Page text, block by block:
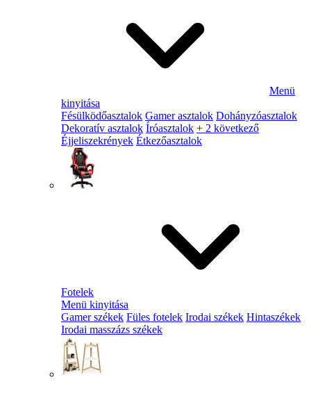
Menü
kinyitása
Fésülködőasztalok Gamer asztalok Dohányzóasztalok
Dekoratív asztalok Íróasztalok + 2 következő
Éjjeliszekrények Étkezőasztalok
Fotelek
Menü kinyitása
Gamer székek Füles fotelek Irodai székek Hintaszékek
Irodai masszázs székek